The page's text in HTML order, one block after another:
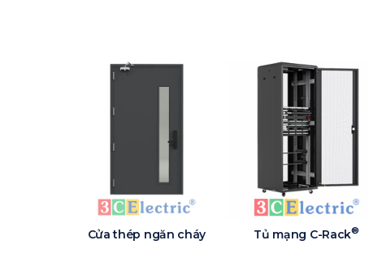
Cửa thép ngăn cháy Tủ mạng C-Rack®